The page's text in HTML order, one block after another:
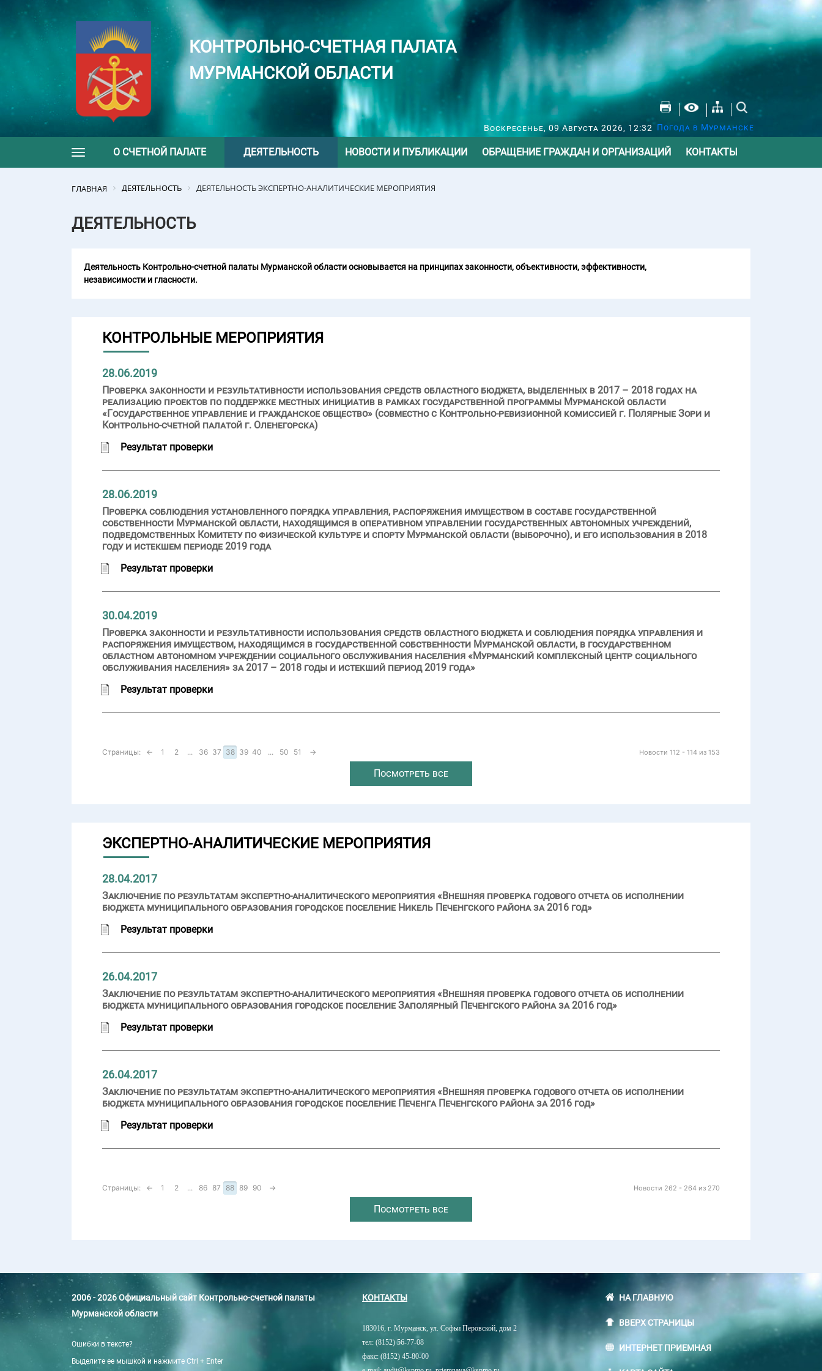
КОНТРОЛЬНО-СЧЕТНАЯ ПАЛАТА
МУРМАНСКОЙ ОБЛАСТИ
Воскресенье, 09 Августа 2026, 12:32 Погода в Мурманске
Toggle navigation
О СЧЕТНОЙ ПАЛАТЕ ДЕЯТЕЛЬНОСТЬ НОВОСТИ И ПУБЛИКАЦИИ ОБРАЩЕНИЕ ГРАЖДАН И ОРГАНИЗАЦИЙ КОНТАКТЫ
ГЛАВНАЯ ДЕЯТЕЛЬНОСТЬ ДЕЯТЕЛЬНОСТЬ ЭКСПЕРТНО-АНАЛИТИЧЕСКИЕ МЕРОПРИЯТИЯ
ДЕЯТЕЛЬНОСТЬ
Деятельность Контрольно-счетной палаты Мурманской области основывается на принципах законности, объективности, эффективности,
независимости и гласности.
КОНТРОЛЬНЫЕ МЕРОПРИЯТИЯ
28.06.2019
Проверка законности и результативности использования средств областного бюджета, выделенных в 2017 – 2018 годах на
реализацию проектов по поддержке местных инициатив в рамках государственной программы Мурманской области
«Государственное управление и гражданское общество» (совместно с Контрольно-ревизионной комиссией г. Полярные Зори и
Контрольно-счетной палатой г. Оленегорска)
Результат проверки
28.06.2019
Проверка соблюдения установленного порядка управления, распоряжения имуществом в составе государственной
собственности Мурманской области, находящимся в оперативном управлении государственных автономных учреждений,
подведомственных Комитету по физической культуре и спорту Мурманской области (выборочно), и его использования в 2018
году и истекшем периоде 2019 года
Результат проверки
30.04.2019
Проверка законности и результативности использования средств областного бюджета и соблюдения порядка управления и
распоряжения имуществом, находящимся в государственной собственности Мурманской области, в государственном
областном автономном учреждении социального обслуживания населения «Мурманский комплексный центр социального
обслуживания населения» за 2017 – 2018 годы и истекший период 2019 года»
Результат проверки
Новости 112 - 114 из 153
Страницы: ← 1 2 ... 36 37 38 39 40 ... 50 51 →
Посмотреть все
ЭКСПЕРТНО-АНАЛИТИЧЕСКИЕ МЕРОПРИЯТИЯ
28.04.2017
Заключение по результатам экспертно-аналитического мероприятия «Внешняя проверка годового отчета об исполнении
бюджета муниципального образования городское поселение Никель Печенгского района за 2016 год»
Результат проверки
26.04.2017
Заключение по результатам экспертно-аналитического мероприятия «Внешняя проверка годового отчета об исполнении
бюджета муниципального образования городское поселение Заполярный Печенгского района за 2016 год»
Результат проверки
26.04.2017
Заключение по результатам экспертно-аналитического мероприятия «Внешняя проверка годового отчета об исполнении
бюджета муниципального образования городское поселение Печенга Печенгского района за 2016 год»
Результат проверки
Новости 262 - 264 из 270
Страницы: ← 1 2 ... 86 87 88 89 90 →
Посмотреть все
2006 - 2026 Официальный сайт Контрольно-счетной палаты
Мурманской области
Ошибки в тексте?
Выделите ее мышкой и нажмите Ctrl + Enter
КОНТАКТЫ
183016, г. Мурманск, ул. Софьи Перовской, дом 2
тел: (8152) 56-77-08
факс: (8152) 45-80-00
НА ГЛАВНУЮ
ВВЕРХ СТРАНИЦЫ
ИНТЕРНЕТ ПРИЕМНАЯ